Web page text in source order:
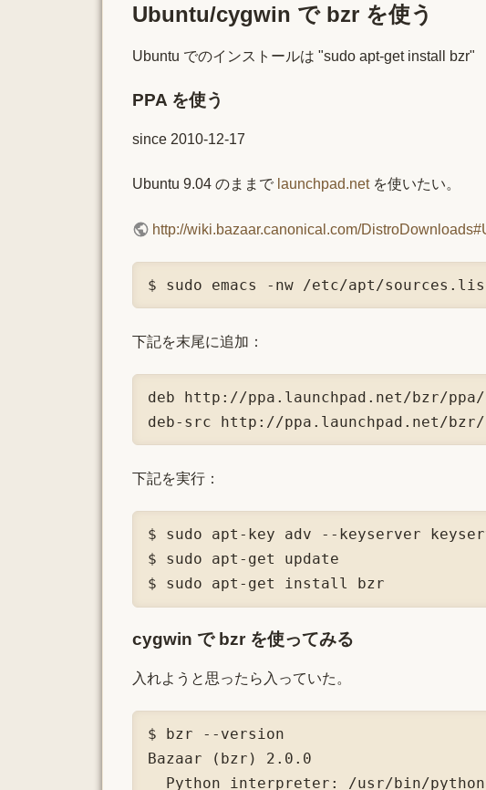
Ubuntu/cygwin で bzr を使う
Ubuntu でのインストールは "sudo apt-get install bzr"
PPA を使う
since 2010-12-17
Ubuntu 9.04 のままで launchpad.netを使いたい。
http://wiki.bazaar.canonical.com/
$ sudo emacs -nw /etc/apt/
下記を末尾に追加：
deb http://ppa.launchpad.net/bzr/
deb-src http://ppa.launchpad.net/bzr/
下記を実行：
$ sudo apt-key adv --keyserver
$ sudo apt-get update
$ sudo apt-get install bzr
cygwin で bzr を使ってみる
入れようと思ったら入っていた。
$ bzr --version
Bazaar (bzr) 2.0.0
Python interpreter: /usr/bin/